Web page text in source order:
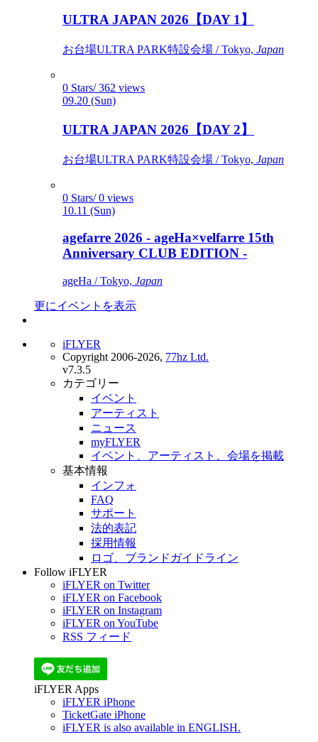
ULTRA JAPAN 2026【DAY 1】
お台場ULTRA PARK特設会場 / Tokyo, Japan
0 Stars/ 362 views
09.20 (Sun)
ULTRA JAPAN 2026【DAY 2】
お台場ULTRA PARK特設会場 / Tokyo, Japan
0 Stars/ 0 views
10.11 (Sun)
agefarre 2026 - ageHa×velfarre 15th
Anniversary CLUB EDITION -
ageHa / Tokyo, Japan
更にイベントを表示
iFLYER
Copyright 2006-2026, 77hz Ltd.
v7.3.5
カテゴリー
イベント
アーティスト
ニュース
myFLYER
イベント、アーティスト、会場を掲載
基本情報
インフォ
FAQ
サポート
法的表記
採用情報
ロゴ、ブランドガイドライン
Follow iFLYER
iFLYER on Twitter
iFLYER on Facebook
iFLYER on Instagram
iFLYER on YouTube
RSS フィード
iFLYER Apps
iFLYER iPhone
TicketGate iPhone
iFLYER is also available in ENGLISH.